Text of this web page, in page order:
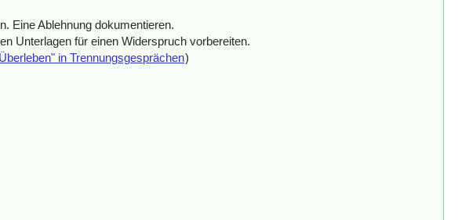
Eine Ablehnung dokumentieren.
Unterlagen für einen Widerspruch vorbereiten.
in Trennungsgesprächen)